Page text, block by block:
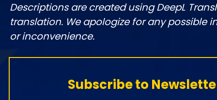
Descriptions are created using DeepL
translation. We apologize for any possible
or inconvenience.
Subscribe to